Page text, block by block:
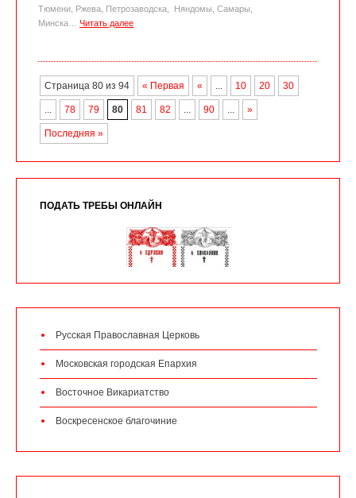
Тюмени, Ржева, Петрозаводска, Няндомы, Самары,
Минска… Читать далее
Страница 80 из 94 « Первая « ... 10 20 30
... 78 79 80 81 82 ... 90 ... »
Последняя »
ПОДАТЬ ТРЕБЫ ОНЛАЙН
Русская Православная Церковь
Московская городская Епархия
Восточное Викариатство
Воскресенское благочиние